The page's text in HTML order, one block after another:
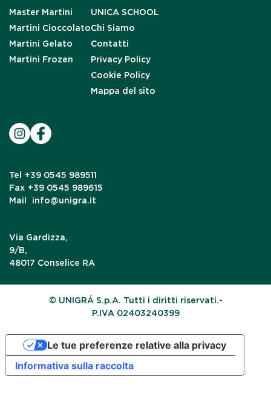
Master Martini
Martini Cioccolato
Martini Gelato
Martini Frozen
UNICA SCHOOL
Chi Siamo
Contatti
Privacy Policy
Cookie Policy
Mappa del sito
Tel
+39 0545 989511
Fax +39 0545 989615
Mail
info@unigra.it
Via Gardizza,
9/B,
48017 Conselice RA
© UNIGRÁ S.p.A. Tutti i diritti riservati.-
P.IVA 02403240399
Informativa sulla raccolta
Le tue preferenze relative alla privacy